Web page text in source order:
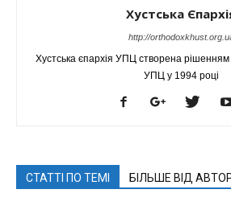
Хустська
http://
Хустська єпархія УПЦ створена
УПЦ у 1994 році
СТАТТІ ПО ТЕМІ БІЛЬШЕ ВІД